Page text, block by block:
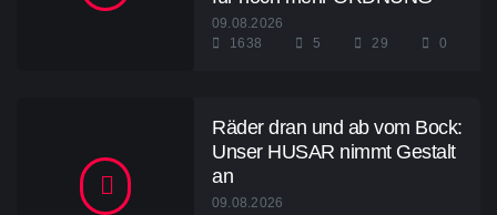
09.08.2026
1638
5 29 0
Räder dran und ab vom Bock:
Unser HUSAR nimmt Gestalt
an
09.08.2026